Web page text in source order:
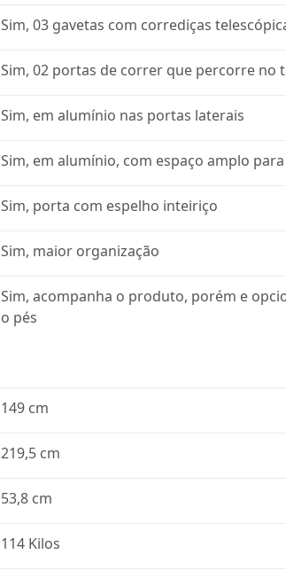
Sim, 03 gavetas com corrediças
Sim, 02 portas de correr que percorre
Sim, em alumínio nas portas laterais
Sim, em alumínio, com espaço amplo
Sim, porta com espelho inteiriço
Sim, maior organização
Sim, acompanha o produto, porém e
o pés
149 cm
219,5 cm
53,8 cm
114 Kilos